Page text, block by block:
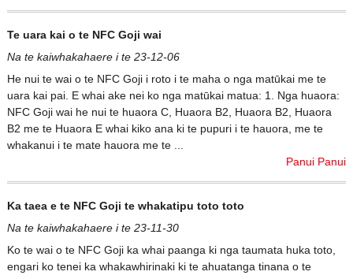
Te uara kai o te NFC Goji wai
Na te kaiwhakahaere i te 23-12-06
He nui te wai o te NFC Goji i roto i te maha o nga matūkai me te
uara kai pai. E whai ake nei ko nga matūkai matua: 1. Nga huaora:
NFC Goji wai he nui te huaora C, Huaora B2, Huaora B2, Huaora
B2 me te Huaora E whai kiko ana ki te pupuri i te hauora, me te
whakanui i te mate hauora me te ...
Panui Panui
Ka taea e te NFC Goji te whakatipu toto toto
Na te kaiwhakahaere i te 23-11-30
Ko te wai o te NFC Goji ka whai paanga ki nga taumata huka toto,
engari ko tenei ka whakawhirinaki ki te ahuatanga tinana o te